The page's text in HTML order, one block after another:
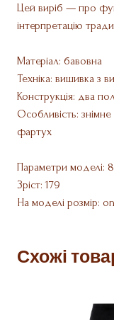
Цей виріб — про
інтерпретацію
Матеріал: бавовна
Техніка: вишивка з
Конструкція: два
Особливість:
фартух
Параметри моделі:
Зріст: 179
На моделі розмір:
Схожі